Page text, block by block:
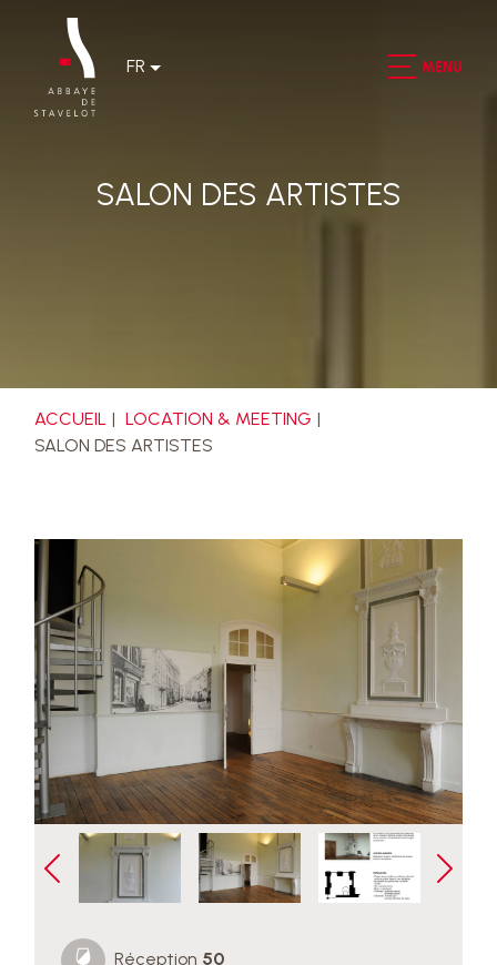
FR MENU
SALON DES ARTISTES
ACCUEIL
LOCATION & MEETING
SALON DES ARTISTES
Réception 50